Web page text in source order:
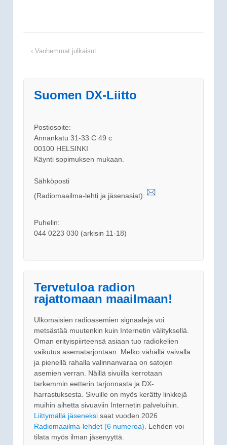
‹ Vanhemmat julkaisut
Suomen DX-Liitto
Postiosoite:
Annankatu 31-33 C 49 c
00100 HELSINKI
Käynti sopimuksen mukaan.
Sähköposti
(Radiomaailma-lehti ja jäsenasiat):
Puhelin:
044 0223 030 (arkisin 11-18)
Tervetuloa radion
rajattomaan maailmaan!
Ulkomaisien radioasemien signaaleja voi
metsästää muutenkin kuin Internetin välityksellä.
Oman erityispiirteensä asiaan tuo radiokelien
vaikutus asematarjontaan. Melko vähällä vaivalla
ja pienellä rahalla valinnanvaraa on satojen
asemien verran. Näillä sivuilla kerrotaan
tarkemmin eetterin tarjonnasta ja DX-
harrastuksesta. Sivuille on myös kerätty linkkejä
muihin aihetta sivuaviin Internetin palveluihin.
Liittymällä jäseneksi saat vuoden 2026
Radiomaailma-lehdet (6 numeroa). Lehden voi
tilata myös ilman jäsenyyttä.